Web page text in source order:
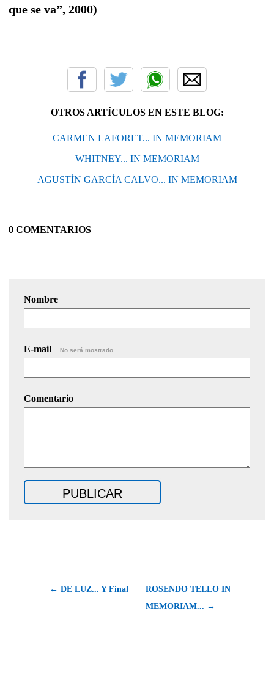
que se va”, 2000)
OTROS ARTÍCULOS EN ESTE BLOG:
CARMEN LAFORET... IN MEMORIAM
WHITNEY... IN MEMORIAM
AGUSTÍN GARCÍA CALVO... IN MEMORIAM
0 COMENTARIOS
Nombre
E-mail No será mostrado.
Comentario
← DE LUZ... Y Final
ROSENDO TELLO IN
MEMORIAM... →